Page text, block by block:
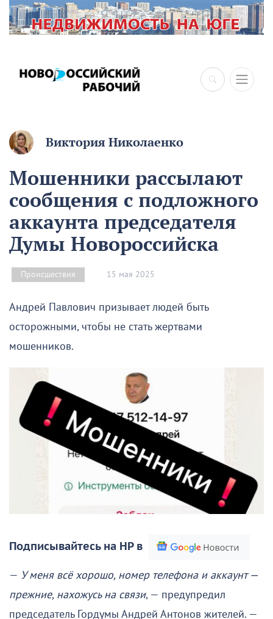
×
Виктория Николаенко
Мошенники рассылают
сообщения с подложного
аккаунта председателя
Думы Новороссийска
Происшествия 15 мая 2025
Андрей Павлович призывает людей быть
осторожными, чтобы не стать жертвами
мошенников.
Подписывайтесь на НР в
— У меня всё хорошо, номер телефона и аккаунт —
прежние, нахожусь на связи, — предупредил
председатель Гордумы Андрей Антонов жителей. —